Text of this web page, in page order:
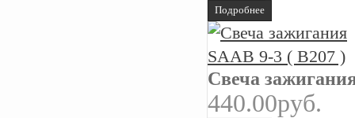
Подробнее
Свеча
440.00руб.